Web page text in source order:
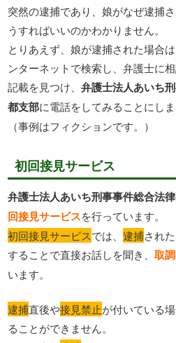
突然の逮捕であり、娘がなぜ逮捕
うすればいいのかわかりません。
とりあえず、娘が逮捕された場合
ンターネットで検索し、弁護士に
記載を見つけ、弁護士法人あいち
都支部に電話をしてみることにしま
（事例はフィクションです。）
初回接見サービス
弁護士法人あいち刑事事件総合法
回接見サービスを行っています。
初回接見サービスでは、逮捕され
することで直接お話しを聞き、取
います。
逮捕直後や接見禁止が付いている
ることができません。